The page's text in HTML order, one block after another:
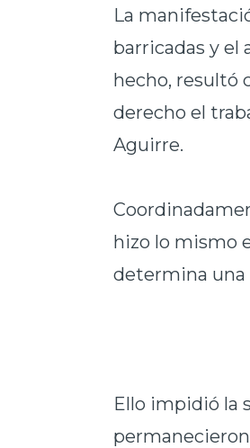
La
barricadas y el
hecho, resultó
derecho el
Aguirre.
hizo lo mismo
determina una
Ello impidió la